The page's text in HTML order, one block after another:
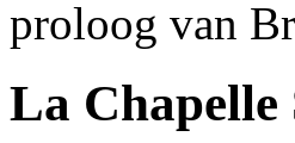
proloog van
La Chapelle